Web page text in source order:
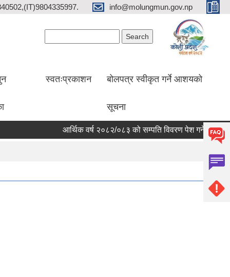
info@molungmun.gov.np
स्वतःप्रकाशन बोलपत्र स्वीकृत गर्ने आशयको
सूचना
आर्थिक वर्ष २०८२/०८३ को सम्पति विवरण पेश गर्ने सम्बन्धी सूचना